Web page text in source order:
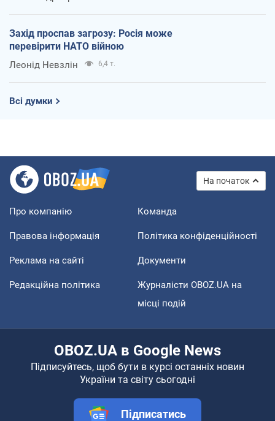
Захід проспав загрозу: Росія може
перевірити НАТО війною
Леонід Невзлін 6,4 т.
Всі думки
На початок
Про компанію Команда
Правова інформація Політика конфіденційності
Реклама на сайті Документи
Редакційна політика
Журналісти OBOZ.UA на
місці подій
OBOZ.UA в Google News
Підписуйтесь, щоб бути в курсі останніх новин
України та світу сьогодні
Підписатись